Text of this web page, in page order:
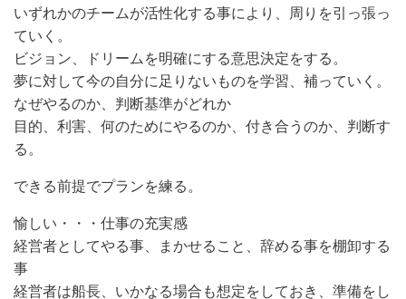
いずれかのチームが活性化する事により、周りを引っ張っ
ていく。
ビジョン、ドリームを明確にする意思決定をする。
夢に対して今の自分に足りないものを学習、補っていく。
なぜやるのか、判断基準がどれか
目的、利害、何のためにやるのか、付き合うのか、判断す
る。
できる前提でプランを練る。
愉しい・・・仕事の充実感
経営者としてやる事、まかせること、辞める事を棚卸する
事
経営者は船長、いかなる場合も想定をしておき、準備をし